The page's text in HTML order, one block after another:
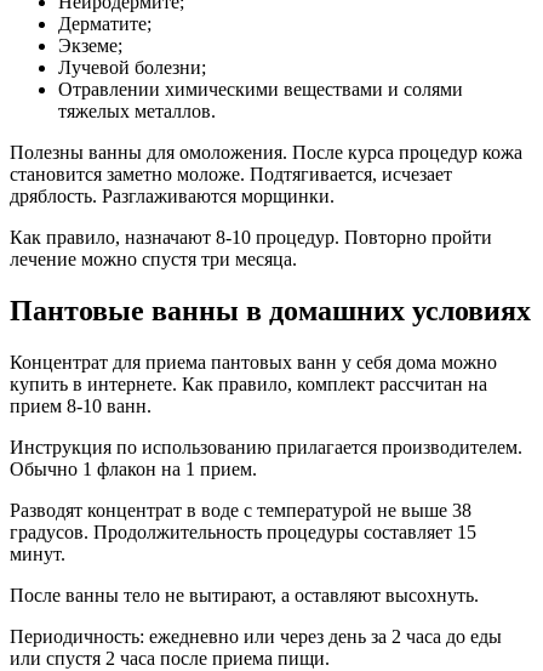
Дерматите;
Экземе;
Лучевой болезни;
Отравлении химическими веществами и солями
тяжелых металлов.
Полезны ванны для омоложения. После курса процедур кожа
становится заметно моложе. Подтягивается, исчезает
дряблость. Разглаживаются морщинки.
Как правило, назначают 8-10 процедур. Повторно пройти
лечение можно спустя три месяца.
Пантовые ванны в домашних условиях
Концентрат для приема пантовых ванн у себя дома можно
купить в интернете. Как правило, комплект рассчитан на
прием 8-10 ванн.
Инструкция по использованию прилагается производителем.
Обычно 1 флакон на 1 прием.
Разводят концентрат в воде с температурой не выше 38
градусов. Продолжительность процедуры составляет 15
минут.
После ванны тело не вытирают, а оставляют высохнуть.
Периодичность: ежедневно или через день за 2 часа до еды
или спустя 2 часа после приема пищи.